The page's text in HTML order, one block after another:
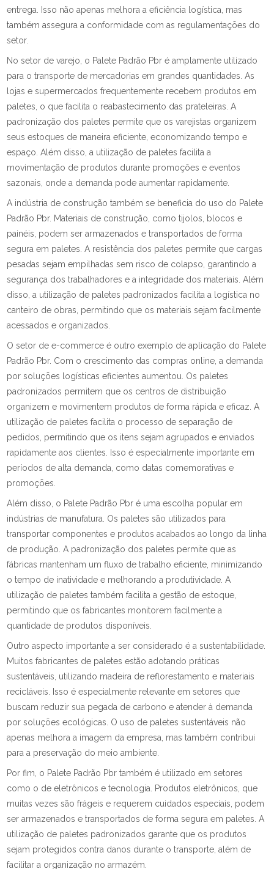
entrega. Isso não apenas melhora a eficiência logística, mas
também assegura a conformidade com as regulamentações do
setor.
No setor de varejo, o Palete Padrão Pbr é amplamente utilizado
para o transporte de mercadorias em grandes quantidades. As
lojas e supermercados frequentemente recebem produtos em
paletes, o que facilita o reabastecimento das prateleiras. A
padronização dos paletes permite que os varejistas organizem
seus estoques de maneira eficiente, economizando tempo e
espaço. Além disso, a utilização de paletes facilita a
movimentação de produtos durante promoções e eventos
sazonais, onde a demanda pode aumentar rapidamente.
A indústria de construção também se beneficia do uso do Palete
Padrão Pbr. Materiais de construção, como tijolos, blocos e
painéis, podem ser armazenados e transportados de forma
segura em paletes. A resistência dos paletes permite que cargas
pesadas sejam empilhadas sem risco de colapso, garantindo a
segurança dos trabalhadores e a integridade dos materiais. Além
disso, a utilização de paletes padronizados facilita a logística no
canteiro de obras, permitindo que os materiais sejam facilmente
acessados e organizados.
O setor de e-commerce é outro exemplo de aplicação do Palete
Padrão Pbr. Com o crescimento das compras online, a demanda
por soluções logísticas eficientes aumentou. Os paletes
padronizados permitem que os centros de distribuição
organizem e movimentem produtos de forma rápida e eficaz. A
utilização de paletes facilita o processo de separação de
pedidos, permitindo que os itens sejam agrupados e enviados
rapidamente aos clientes. Isso é especialmente importante em
períodos de alta demanda, como datas comemorativas e
promoções.
Além disso, o Palete Padrão Pbr é uma escolha popular em
indústrias de manufatura. Os paletes são utilizados para
transportar componentes e produtos acabados ao longo da linha
de produção. A padronização dos paletes permite que as
fábricas mantenham um fluxo de trabalho eficiente, minimizando
o tempo de inatividade e melhorando a produtividade. A
utilização de paletes também facilita a gestão de estoque,
permitindo que os fabricantes monitorem facilmente a
quantidade de produtos disponíveis.
Outro aspecto importante a ser considerado é a sustentabilidade.
Muitos fabricantes de paletes estão adotando práticas
sustentáveis, utilizando madeira de reflorestamento e materiais
recicláveis. Isso é especialmente relevante em setores que
buscam reduzir sua pegada de carbono e atender à demanda
por soluções ecológicas. O uso de paletes sustentáveis não
apenas melhora a imagem da empresa, mas também contribui
para a preservação do meio ambiente.
Por fim, o Palete Padrão Pbr também é utilizado em setores
como o de eletrônicos e tecnologia. Produtos eletrônicos, que
muitas vezes são frágeis e requerem cuidados especiais, podem
ser armazenados e transportados de forma segura em paletes. A
utilização de paletes padronizados garante que os produtos
sejam protegidos contra danos durante o transporte, além de
facilitar a organização no armazém.